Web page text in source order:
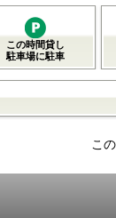
この時間貸し
駐車場に駐車
こ